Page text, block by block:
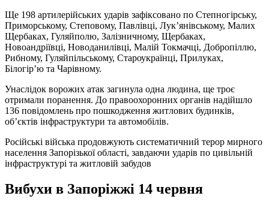
Ще 198 артилерійських ударів зафіксовано по Степногірську,
Приморському, Степовому, Павлівці, Лук’янівському, Малих
Щербаках, Гуляйполю, Залізничному, Щербаках,
Новоандріївці, Новоданилівці, Малій Токмачці, Добропіллю,
Рибному, Гуляйпільському, Староукраїнці, Прилуках,
Білогір’ю та Чарівному.
Унаслідок ворожих атак загинула одна людина, ще троє
отримали поранення. До правоохоронних органів надійшло
136 повідомлень про пошкодження житлових будинків,
об’єктів інфраструктури та автомобілів.
Російські війська продовжують систематичний терор мирного
населення Запорізької області, завдаючи ударів по цивільній
інфраструктурі та житловій забудов
Вибухи в Запоріжжі 14 червня